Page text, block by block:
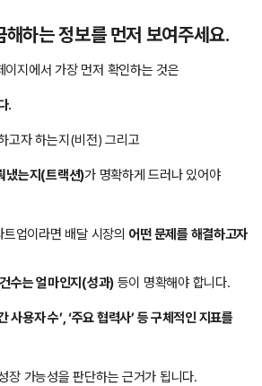
하는 정보를 먼저 보여주세요.
이지에서 가장 먼저 확인하는 것은
.
고자 하는지(비전) 그리고
냈는지(트랙션)가 명확하게 드러나 있어야
업이라면 배달 시장의 어떤 문제를 해결하고자
수는 얼마인지(성과) 등이 명확해야 합니다.
사용자 수’, ‘주요 협력사’ 등 구체적인 지표를
장 가능성을 판단하는 근거가 됩니다.